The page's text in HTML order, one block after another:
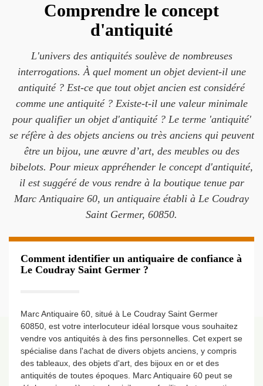
Comprendre le concept
d'antiquité
L'univers des antiquités soulève de nombreuses
interrogations. À quel moment un objet devient-il une
antiquité ? Est-ce que tout objet ancien est considéré
comme une antiquité ? Existe-t-il une valeur minimale
pour qualifier un objet d'antiquité ? Le terme 'antiquité'
se réfère à des objets anciens ou très anciens qui peuvent
être un bijou, une œuvre d’art, des meubles ou des
bibelots. Pour mieux appréhender le concept d'antiquité,
il est suggéré de vous rendre à la boutique tenue par
Marc Antiquaire 60, un antiquaire établi à Le Coudray
Saint Germer, 60850.
Comment identifier un antiquaire de confiance à
Le Coudray Saint Germer ?
Marc Antiquaire 60, situé à Le Coudray Saint Germer
60850, est votre interlocuteur idéal lorsque vous souhaitez
vendre vos antiquités à des fins personnelles. Cet expert se
spécialise dans l'achat de divers objets anciens, y compris
des tableaux, des objets d'art, des bijoux en or et des
antiquités de toutes époques. Marc Antiquaire 60 peut se